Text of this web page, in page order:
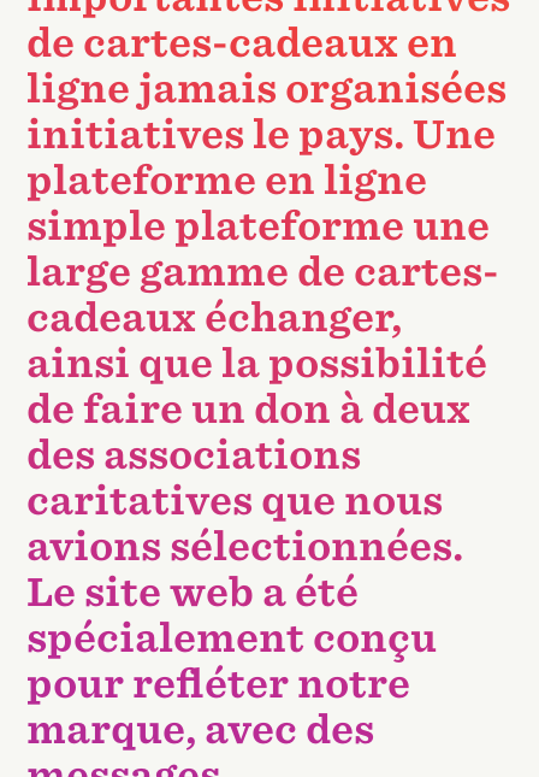
de cartes-cadeaux en
ligne jamais organisées
initiatives le pays. Une
plateforme en ligne
simple plateforme une
large gamme de cartes-
cadeaux échanger,
ainsi que la possibilité
de faire un don à deux
des associations
caritatives que nous
avions sélectionnées.
Le site web a été
spécialement conçu
pour refléter notre
marque, avec des